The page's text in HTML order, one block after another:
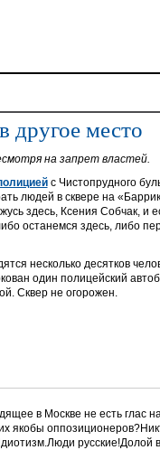
другое место
на запрет властей.
с Чистопрудного
людей в сквере на
здесь, Ксения Собчак, и
останемся здесь, либо
несколько десятков
один полицейский
Сквер не огорожен.
в Москве не есть глас
якобы
русские!Долой